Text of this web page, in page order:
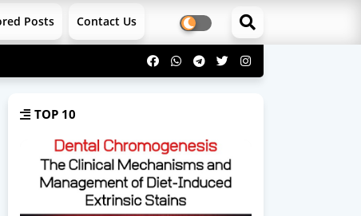
Posts Contact Us
TOP 10